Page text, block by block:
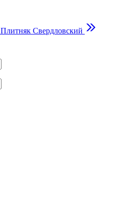
Плитняк Свердловский